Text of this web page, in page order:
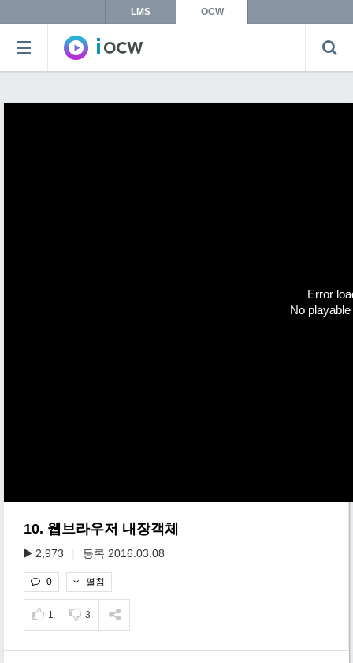
LMS OCW
Error
No
10. 웹브라우저 내장객체
2,973 등록 2016.03.08
0 펼침
1 3